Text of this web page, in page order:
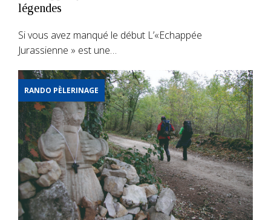
légendes
Si vous avez manqué le début L’«Echappée
Jurassienne » est une…
RANDO PÈLERINAGE